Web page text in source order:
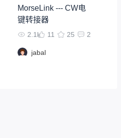
MorseLink --- CW电
键转接器
2.1k 11 25 2
jabal